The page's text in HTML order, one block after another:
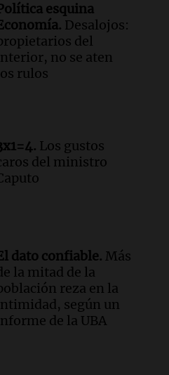
433 luminarias
murió cuando
esquina
Desalojos:
del
no se aten
rulos
Los gustos
del ministro
dato confiable. Más
la mitad de la
reza en la
según un
de la UBA